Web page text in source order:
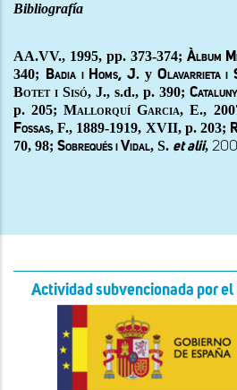
Bibliografía
AA.VV., 1995, pp. 373-374; Àlbum
340;
Badia i Homs, J. yOlavarrieta i
Botet i Sisó, J., s.d., p. 390;
p. 205;Mallorquí Garcia, E.,
Fossas, F., 1889-1919, XVII, p. 203;
70, 98; Sobrequés i Vidal, S. et alii,
Actividad subvencionada por